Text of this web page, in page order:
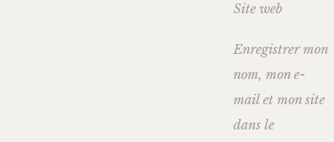
Site web
Enregistrer mon
nom, mon e-
mail et mon site
dans le